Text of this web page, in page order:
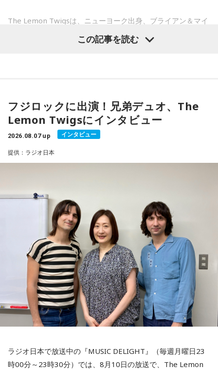
The Lemon Twigsは、ニューヨーク出身、ブライアン＆マイ
ケル・ダダリオによる兄弟デュオ。2016年にアルバム『Do
Hollywood』で鮮烈なデビューを果たし、60〜70年代ポップ
For Your Mind!』を発表し、FUJI ROCK FESTIVAL ’26に出
演。新作からの楽曲も多数披露し、満員のレッドマーキーを
沸かせた。
番組では、9年ぶりの出演となったフジロックの話をはじめ、
最新作や楽曲制作、お互いのミュージシャンとしての魅力に
この記事を読む
フジロックに出演！兄弟デュオ、The
Lemon Twigsにインタビュー
2026.08.07 up インタビュー
提供：ラジオ日本
ラジオ日本で放送中の『MUSIC DELIGHT』（毎週月曜日23
時00分～23時30分）では、8月10日の放送で、The Lemon